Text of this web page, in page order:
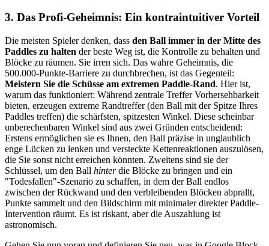
3. Das Profi-Geheimnis: Ein kontraintuitiver Vorteil
Die meisten Spieler denken, dass den Ball immer in der Mitte des
Paddles zu halten der beste Weg ist, die Kontrolle zu behalten und
Blöcke zu räumen. Sie irren sich. Das wahre Geheimnis, die
500.000-Punkte-Barriere zu durchbrechen, ist das Gegenteil:
Meistern Sie die Schüsse am extremen Paddle-Rand. Hier ist,
warum das funktioniert: Während zentrale Treffer Vorhersehbarkeit
bieten, erzeugen extreme Randtreffer (den Ball mit der Spitze Ihres
Paddles treffen) die schärfsten, spitzesten Winkel. Diese scheinbar
unberechenbaren Winkel sind aus zwei Gründen entscheidend:
Erstens ermöglichen sie es Ihnen, den Ball präzise in unglaublich
enge Lücken zu lenken und versteckte Kettenreaktionen auszulösen,
die Sie sonst nicht erreichen könnten. Zweitens sind sie der
Schlüssel, um den Ball hinterdie Blöcke zu bringen und ein
"Todesfallen"-Szenario zu schaffen, in dem der Ball endlos
zwischen der Rückwand und den verbleibenden Blöcken abprallt,
Punkte sammelt und den Bildschirm mit minimaler direkter Paddle-
Intervention räumt. Es ist riskant, aber die Auszahlung ist
astronomisch.